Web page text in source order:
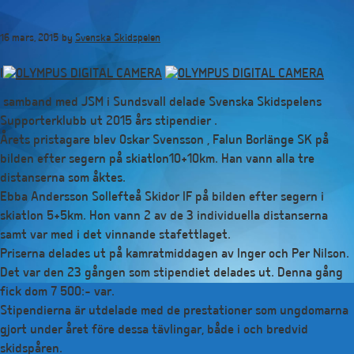
huvudinnehåll
16 mars, 2015 by Svenska Skidspelen
I
samband med JSM i Sundsvall delade Svenska Skidspelens
Supporterklubb ut 2015 års stipendier .
Årets pristagare blev Oskar Svensson , Falun Borlänge SK på
bilden efter segern på skiatlon10+10km. Han vann alla tre
distanserna som åktes.
Ebba Andersson Sollefteå Skidor IF på bilden efter segern i
skiatlon 5+5km. Hon vann 2 av de 3 individuella distanserna
samt var med i det vinnande stafettlaget.
Priserna delades ut på kamratmiddagen av Inger och Per Nilson.
Det var den 23 gången som stipendiet delades ut. Denna gång
fick dom 7 500:- var.
Stipendierna är utdelade med de prestationer som ungdomarna
gjort under året före dessa tävlingar, både i och bredvid
skidspåren.